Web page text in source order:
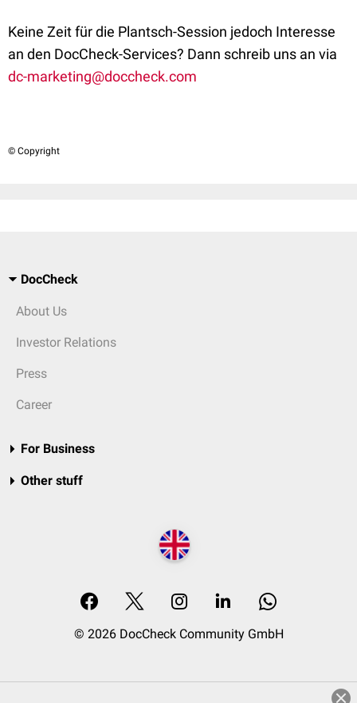
Keine Zeit für die Plantsch-Session jedoch Interesse
an den DocCheck-Services? Dann schreib uns an via
dc-marketing@doccheck.com
© Copyright
DocCheck
About Us
Investor Relations
Press
Career
For Business
Other stuff
© 2026 DocCheck Community GmbH